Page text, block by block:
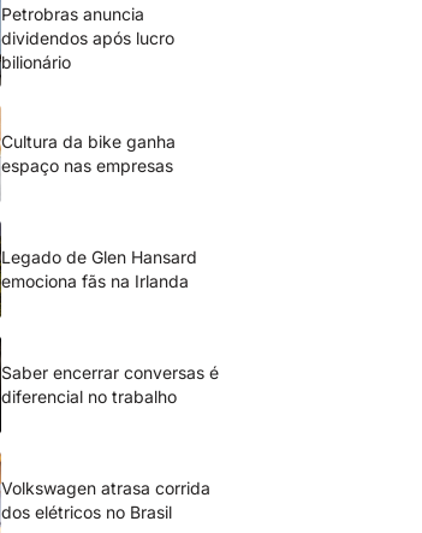
Petrobras anuncia
dividendos após lucro
bilionário
Cultura da bike ganha
espaço nas empresas
Legado de Glen Hansard
emociona fãs na Irlanda
Saber encerrar conversas é
diferencial no trabalho
Volkswagen atrasa corrida
dos elétricos no Brasil